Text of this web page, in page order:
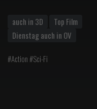
auch in 3D
Top Film
Dienstag auch in OV
#Action #Sci-Fi